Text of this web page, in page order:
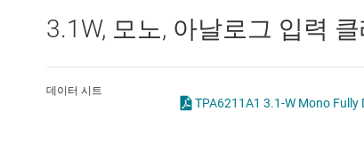
데이터 컨버터
마이크로컨트롤러(MCU) 및 프로세
햅틱
3.1W, 모노, 아날로그 입력
데이터 시트